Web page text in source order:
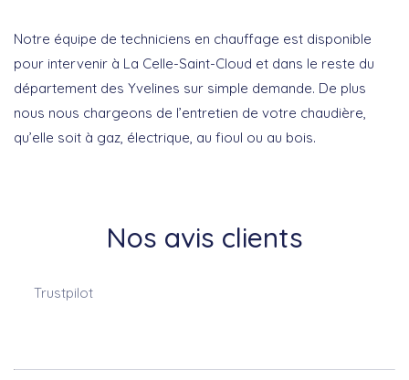
Notre équipe de techniciens en chauffage est disponible
pour intervenir à La Celle-Saint-Cloud et dans le reste du
département des Yvelines sur simple demande. De plus
nous nous chargeons de l’entretien de votre chaudière,
qu’elle soit à gaz, électrique, au fioul ou au bois.
Nos avis clients
Trustpilot